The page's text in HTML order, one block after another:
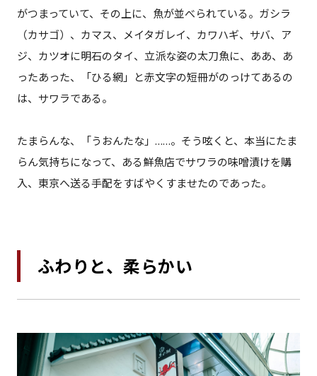
がつまっていて、その上に、魚が並べられている。ガシラ
（カサゴ）、カマス、メイタガレイ、カワハギ、サバ、ア
ジ、カツオに明石のタイ、立派な姿の太刀魚に、ああ、あ
ったあった、「ひる網」と赤文字の短冊がのっけてあるの
は、サワラである。
たまらんな、「うおんたな」……。そう呟くと、本当にたま
らん気持ちになって、ある鮮魚店でサワラの味噌漬けを購
入、東京へ送る手配をすばやくすませたのであった。
ふわりと、柔らかい